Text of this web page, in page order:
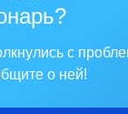
с
о ней!